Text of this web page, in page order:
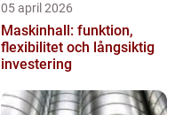
05 april 2026
Maskinhall: funktion,
flexibilitet och långsiktig
investering